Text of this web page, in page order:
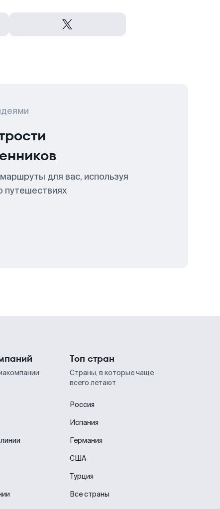
для вас, используя
путешествиях
Топ стран
Страны, в которые чаще
всего летают
Россия
Испания
Германия
США
Турция
Все страны